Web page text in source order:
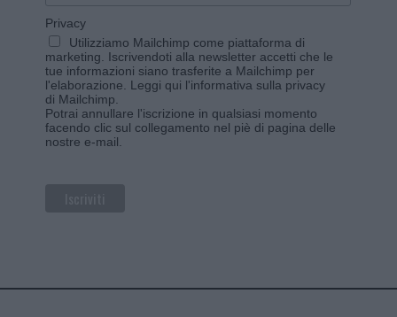
Privacy
Utilizziamo Mailchimp come piattaforma di
marketing. Iscrivendoti alla newsletter accetti che le
tue informazioni siano trasferite a Mailchimp per
l'elaborazione. Leggi qui l'informativa sulla privacy
di Mailchimp
Potrai annullare l'iscrizione in qualsiasi momento
facendo clic sul collegamento nel piè di pagina delle
nostre e-mail.